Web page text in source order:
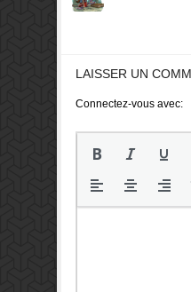
LAISSER UN
Connectez-vous avec: